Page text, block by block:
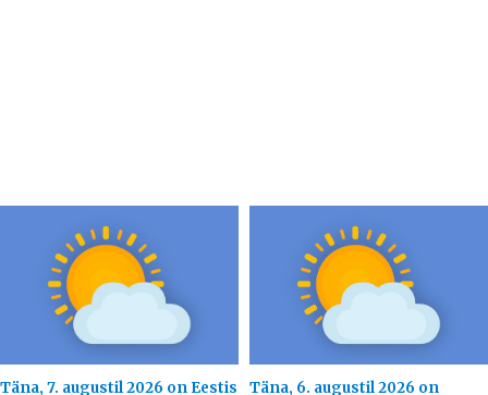
Täna, 7. augustil 2026 on Eestis
Täna, 6. augustil 2026 on